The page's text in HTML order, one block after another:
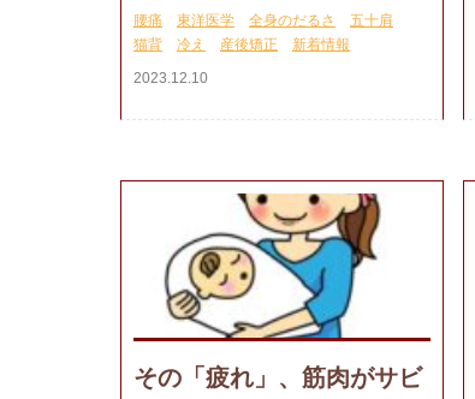
腰痛
東洋医学 全身のだるさ
五十肩
猫背
冷え 産後矯正
新着情報
2023.12.10
その「疲れ」、筋肉がサビ